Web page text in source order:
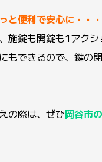
と便利で安心に・・・
施錠も開錠も1アク
もできるので、鍵の
の際は、ぜひ岡谷市